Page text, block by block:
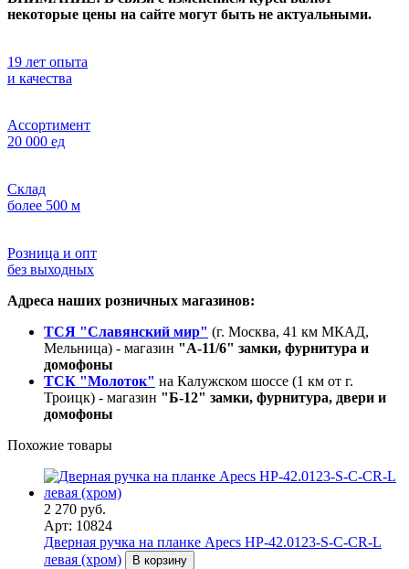
некоторые цены на сайте могут быть не актуальными.
19 лет опыта
и качества
Ассортимент
20 000 ед
Склад
более 500 м
Розница и опт
без выходных
Адреса наших розничных магазинов:
ТСЯ "Славянский мир" (г. Москва, 41 км МКАД,
Мельница) - магазин "А-11/6" замки, фурнитура и
домофоны
ТСК "Молоток" на Калужском шоссе (1 км от г.
Троицк) - магазин "Б-12" замки, фурнитура, двери и
домофоны
Похожие товары
2 270 руб.
Арт: 10824
Дверная ручка на планке Apecs HP-42.0123-S-C-CR-L
левая (хром)
В корзину